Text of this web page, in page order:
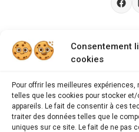
Consentement
cookies
Pour offrir les meilleures
telles que les cookies pour stocker
appareils. Le fait de consentir à ces
traiter des données telles que le
uniques sur ce site. Le fait de ne pas
FAQ
Mentions